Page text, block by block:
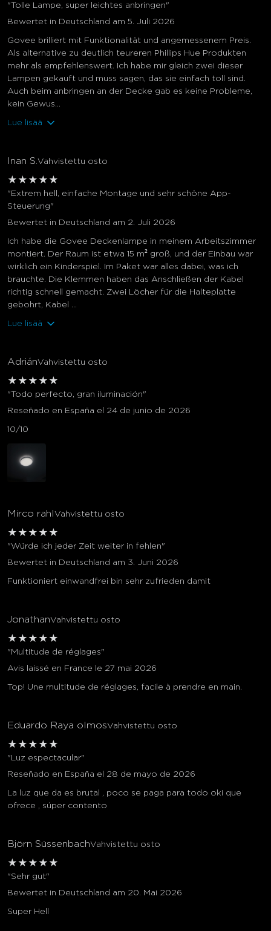
"Tolle Lampe, super leichtes anbringen"
Bewertet in Deutschland am 5. Juli 2026
Govee brilliert mit Funktionalität und angemessenem Preis.
Als alternative zu deutlich teureren Phillips Hue Produkten
mehr als empfehlenswert. Ich habe mir gleich zwei dieser
Lampen gekauft und muss sagen, das sie einfach toll sind.
Auch beim anbringen an der Decke gab es keine Probleme,
kein Gewus...
Lue lisää
Inan S. Vahvistettu osto
★ ★ ★ ★ ★
"Extrem hell, einfache Montage und sehr schöne App-
Steuerung"
Bewertet in Deutschland am 2. Juli 2026
Ich habe die Govee Deckenlampe in meinem Arbeitszimmer
montiert. Der Raum ist etwa 15 m² groß, und der Einbau war
wirklich ein Kinderspiel. Im Paket war alles dabei, was ich
brauchte. Die Klemmen haben das Anschließen der Kabel
richtig schnell gemacht. Zwei Löcher für die Halteplatte
gebohrt, Kabel ...
Lue lisää
AdriánVahvistettu osto
★ ★ ★ ★ ★
"Todo perfecto, gran iluminación"
Reseñado en España el 24 de junio de 2026
10/10
Mirco rahl Vahvistettu osto
★ ★ ★ ★ ★
"Würde ich jeder Zeit weiter in fehlen"
Bewertet in Deutschland am 3. Juni 2026
Funktioniert einwandfrei bin sehr zufrieden damit
JonathanVahvistettu osto
★ ★ ★ ★ ★
"Multitude de réglages"
Avis laissé en France le 27 mai 2026
Top! Une multitude de réglages, facile à prendre en main.
Eduardo Raya olmosVahvistettu osto
★ ★ ★ ★ ★
"Luz espectacular"
Reseñado en España el 28 de mayo de 2026
La luz que da es brutal , poco se paga para todo oki que
ofrece , súper contento
Björn SüssenbachVahvistettu osto
★ ★ ★ ★ ★
"Sehr gut"
Bewertet in Deutschland am 20. Mai 2026
Super Hell